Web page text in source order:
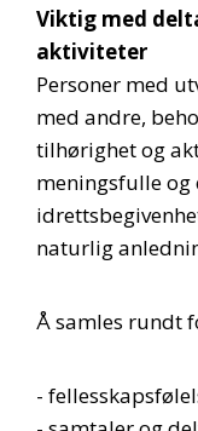
Viktig med
aktiviteter
Personer med
med andre,
tilhørighet og
meningsfulle og
naturlig
Å samles rundt
-